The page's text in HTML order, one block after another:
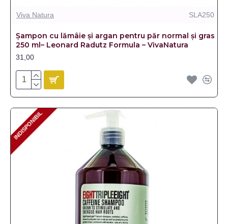
Viva Natura SLA250
Șampon cu lămâie și argan pentru păr normal şi gras
250 ml– Leonard Radutz Formula – VivaNatura
31,00
INDISPONIBIL
INDISPONIBIL